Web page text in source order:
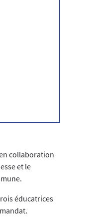
collaboration
et le
éducatrices